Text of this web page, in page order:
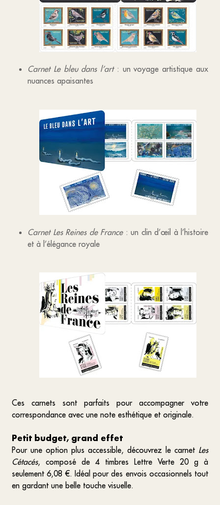
Carnet Le bleu dans l’art: un voyage artistique aux
nuances apaisantes
Carnet Les Reines de France: un clin d’œil à l’histoire
et à l’élégance royale
Ces carnets sont parfaits pour accompagner votre
correspondance avec une note esthétique et originale.
Petit budget, grand effet
Pour une option plus accessible, découvrez le carnet Les
Cétacés, composé de 4 timbres Lettre Verte 20 g à
seulement 6,08 €. Idéal pour des envois occasionnels tout
en gardant une belle touche visuelle.